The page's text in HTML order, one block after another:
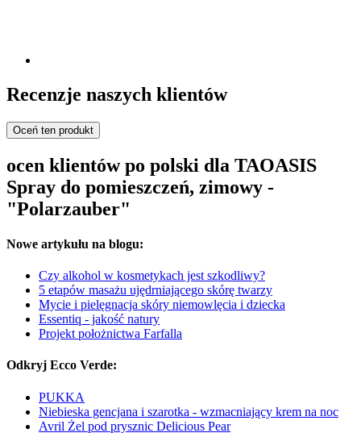
Recenzje naszych klientów
Oceń ten produkt
ocen klientów po polski dla TAOASIS
Spray do pomieszczeń, zimowy -
"Polarzauber"
Nowe artykułu na blogu:
Czy alkohol w kosmetykach jest szkodliwy?
5 etapów masażu ujędrniającego skórę twarzy
Mycie i pielęgnacja skóry niemowlęcia i dziecka
Essentiq - jakość natury
Projekt położnictwa Farfalla
Odkryj Ecco Verde:
PUKKA
Niebieska gencjana i szarotka - wzmacniający krem na noc
Avril Żel pod prysznic Delicious Pear